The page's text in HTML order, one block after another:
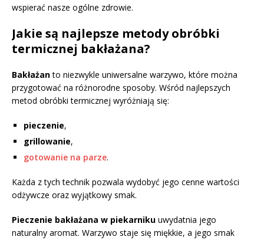
wspierać nasze ogólne zdrowie.
Jakie są najlepsze metody obróbki
termicznej bakłażana?
Bakłażanto niezwykle uniwersalne warzywo, które można
przygotować na różnorodne sposoby. Wśród najlepszych
metod obróbki termicznej wyróżniają się:
pieczenie,
grillowanie,
gotowanie na parze.
Każda z tych technik pozwala wydobyć jego cenne wartości
odżywcze oraz wyjątkowy smak.
Pieczenie bakłażana w piekarniku uwydatnia jego
naturalny aromat. Warzywo staje się miękkie, a jego smak